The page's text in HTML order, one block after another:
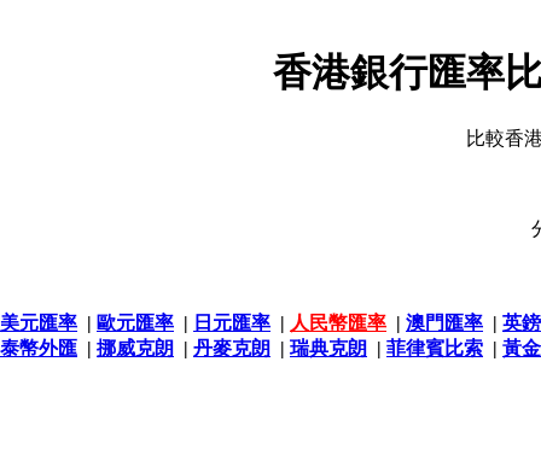
香港銀行匯率
比較香
美元匯率 | 歐元匯率 | 日元匯率 | 人民幣匯率 | 澳門匯率 | 英
泰幣外匯 | 挪威克朗 | 丹麥克朗 | 瑞典克朗 | 菲律賓比索 | 黃